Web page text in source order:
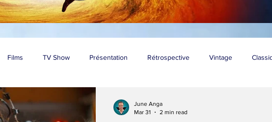
Films TV Show Présentation Rétrospective Vintage
Superman
June Anga
Mar 31
2 min read